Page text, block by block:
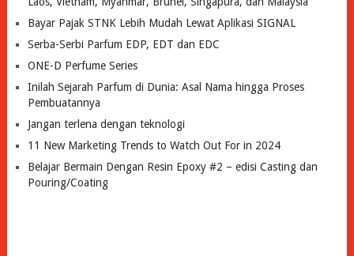
Bayar Pajak STNK Lebih Mudah Lewat Aplikasi SIGNAL
Serba-Serbi Parfum EDP, EDT dan EDC
ONE-D Perfume Series
Inilah Sejarah Parfum di Dunia: Asal Nama hingga Proses
Pembuatannya
Jangan terlena dengan teknologi
11 New Marketing Trends to Watch Out For in 2024
Belajar Bermain Dengan Resin Epoxy #2 – edisi Casting dan
Pouring/Coating